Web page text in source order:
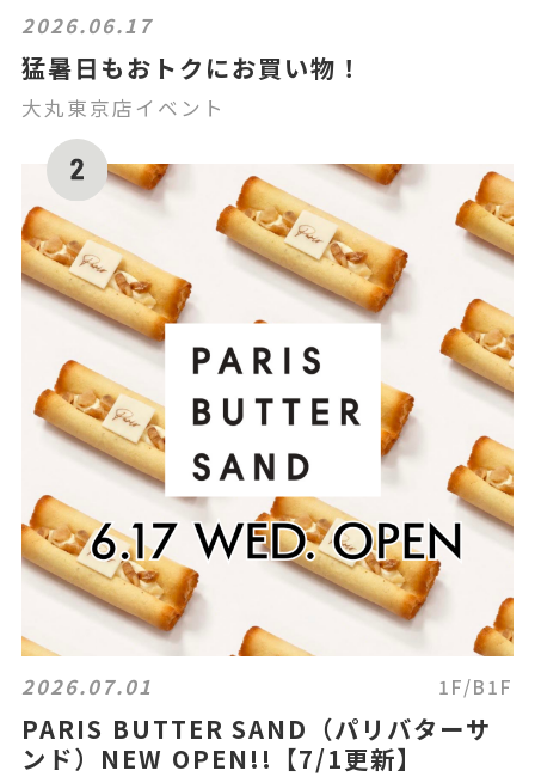
2026.06.17
猛暑日もおトクにお買い物！
大丸東京店イベント
2026.07.01 1F/B1F
PARIS BUTTER SAND（パリバターサ
ンド）NEW OPEN!!【7/1更新】